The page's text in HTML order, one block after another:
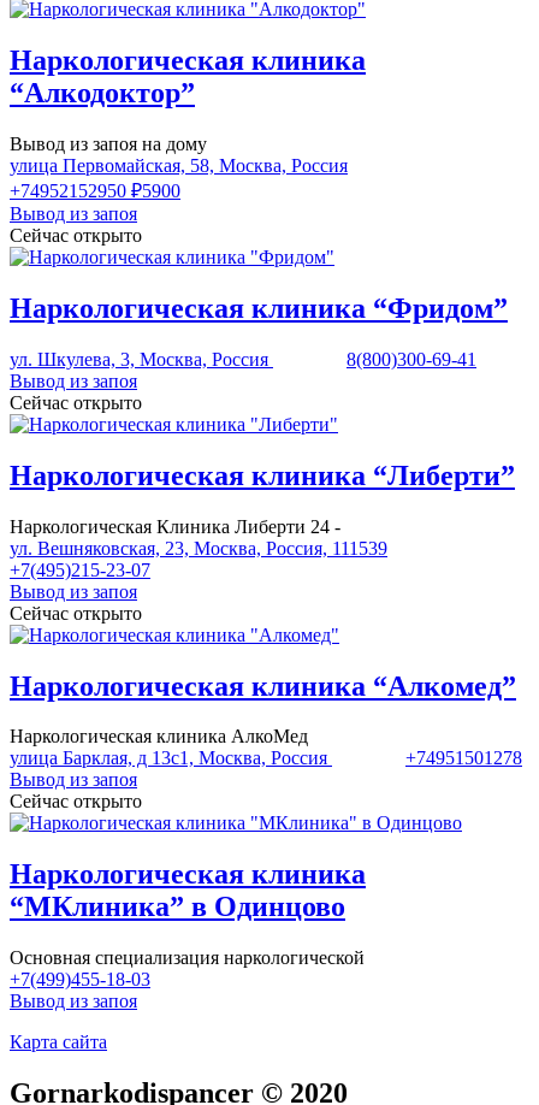
Наркологическая клиника
“Алкодоктор”
Вывод из запоя на дому
улица Первомайская, 58, Москва, Россия
+74952152950 ₽5900
Вывод из запоя
Сейчас открыто
Наркологическая клиника “Фридом”
ул. Шкулева, 3, Москва, Россия
8(800)300-69-41
Вывод из запоя
Сейчас открыто
Наркологическая клиника “Либерти”
Наркологическая Клиника Либерти 24 -
ул. Вешняковская, 23, Москва, Россия, 111539
+7(495)215-23-07
Вывод из запоя
Сейчас открыто
Наркологическая клиника “Алкомед”
Наркологическая клиника АлкоМед
улица Барклая, д 13с1, Москва, Россия
+74951501278
Вывод из запоя
Сейчас открыто
Наркологическая клиника
“МКлиника” в Одинцово
Основная специализация наркологической
+7(499)455-18-03
Вывод из запоя
Карта сайта
Gornarkodispancer © 2020